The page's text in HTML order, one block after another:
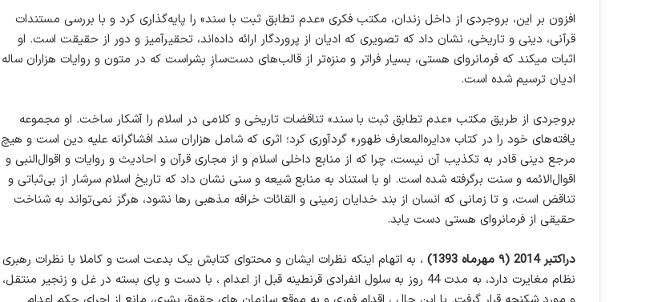
افزون بر این، بروجردی از داخل زندان، مکتب فکری «عدم تطابق ثبت با سند» را پایه‌گذاری کرد و با بررسی مستندات
قرآنی، دینی و تاریخی، نشان داد که تصویری که ادیان از پروردگار ارائه داده‌اند، تحقیرآمیز و دور از حقیقت است. او
اثبات میکند که فرمانروای هستی، بسیار فراتر و منزه‌تر از قالب‌های دست‌سازِ بشراست که در متون و روایات هزاران ساله
ادیان ترسیم شده است.
بروجردی از طریق مکتب «عدم تطابق ثبت با سند» تناقضات تاریخی و کلامی در اسلام را آشکار ساخت. او مجموعه
یافته‌های خود را در کتاب «دایره‌المعارف ظهور» گردآوری کرد؛ اثری که شامل هزاران سند افشاگرانه علیه دین است و هیچ
مرجع دینی قادر به تکذیب آن نیست، چرا که از منابع داخلی اسلام و از مجاری قرآن و احادیث و روایات و اقوال‌النبی و
اقوال‌الائمه و سنت برگرفته شده است. او با استناد به منابع شیعه و سنی نشان داد که تاریخ اسلام سرشار از بی‌ثباتی و
تناقض است، و تا زمانی که انسان از بند خدایان زمینی و القائات خرافه مذهبی رها نشود، هرگز نمی‌تواند به شناخت
حقیقی از فرمانروای هستی دست یابد.
دراکتبر 2014 (۹ مهر‌ماه 1393)
، به اتهام اینکه نظرات ایشان و محتوای کتابش یک بدعت است و کاملا با نظرات رهبری
نظام مغایرت دارد، به مدت 44 روز به سلول انفرادی قرنطینه قبل از اعدام ، با دست و پای بسته در غل و زنجیر منتقل،